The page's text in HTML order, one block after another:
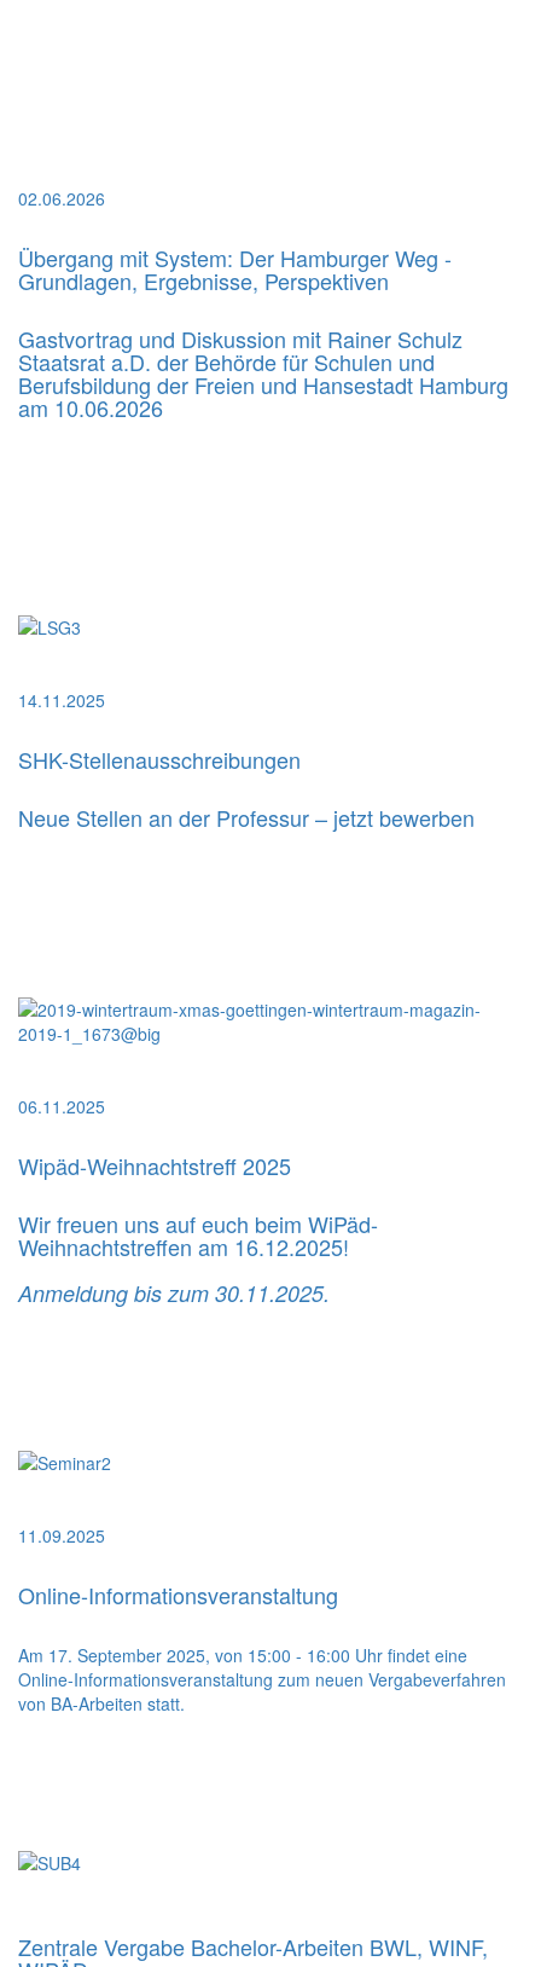
02.06.2026
Übergang mit System: Der Hamburger Weg -
Grundlagen, Ergebnisse, Perspektiven
Gastvortrag und Diskussion mit Rainer Schulz
Staatsrat a.D. der Behörde für Schulen und
Berufsbildung der Freien und Hansestadt Hamburg
am 10.06.2026
14.11.2025
SHK-Stellenausschreibungen
Neue Stellen an der Professur – jetzt bewerben
06.11.2025
Wipäd-Weihnachtstreff 2025
Wir freuen uns auf euch beim WiPäd-
Weihnachtstreffen am 16.12.2025!
Anmeldung bis zum 30.11.2025.
11.09.2025
Online-Informationsveranstaltung
Am 17. September 2025, von 15:00 - 16:00 Uhr findet eine
Online-Informationsveranstaltung zum neuen Vergabeverfahren
von BA-Arbeiten statt.
Zentrale Vergabe Bachelor-Arbeiten BWL, WINF,